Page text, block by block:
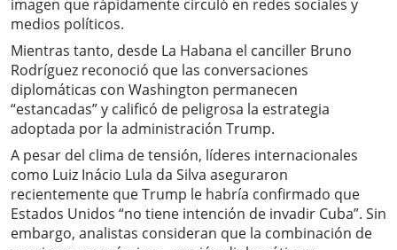
imagen que rápidamente circuló en redes sociales y
medios políticos.
Mientras tanto, desde La Habana el canciller Bruno
Rodríguez reconoció que las conversaciones
diplomáticas con Washington permanecen
“estancadas” y calificó de peligrosa la estrategia
adoptada por la administración Trump.
A pesar del clima de tensión, líderes internacionales
como Luiz Inácio Lula da Silva aseguraron
recientemente que Trump le habría confirmado que
Estados Unidos “no tiene intención de invadir Cuba”. Sin
embargo, analistas consideran que la combinación de